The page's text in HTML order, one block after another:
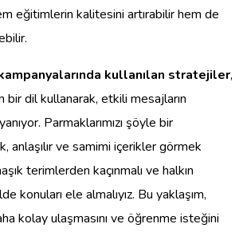
eğitimlerin kalitesini artırabilir hem de
kullanılan stratejiler,
dil kullanarak, etkili mesajların
Parmaklarımızı şöyle bir
anlaşılır ve samimi içerikler görmek
terimlerden kaçınmalı ve halkın
konuları ele almalıyız. Bu yaklaşım,
kolay ulaşmasını ve öğrenme isteğini